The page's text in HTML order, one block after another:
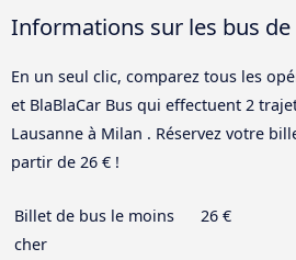
Informations sur les bus de
En un seul clic, comparez tous les
et BlaBlaCar Bus qui effectuent 2
Lausanne à Milan . Réservez votre
partir de 26 € !
Billet de bus le moins
cher
26 €